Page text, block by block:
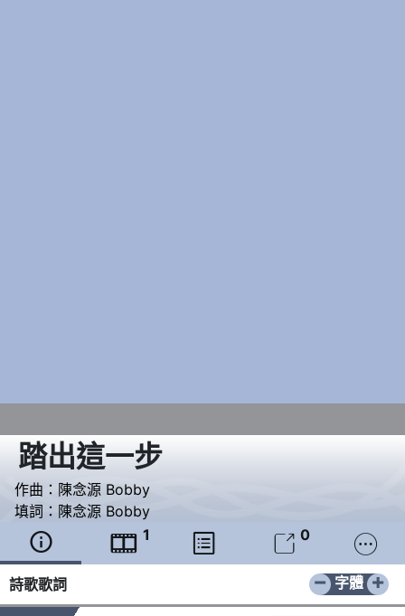
踏出這一步
作曲： 陳念源 Bobby
填詞： 陳念源 Bobby
  1   0 
詩歌歌詞 − +
字體